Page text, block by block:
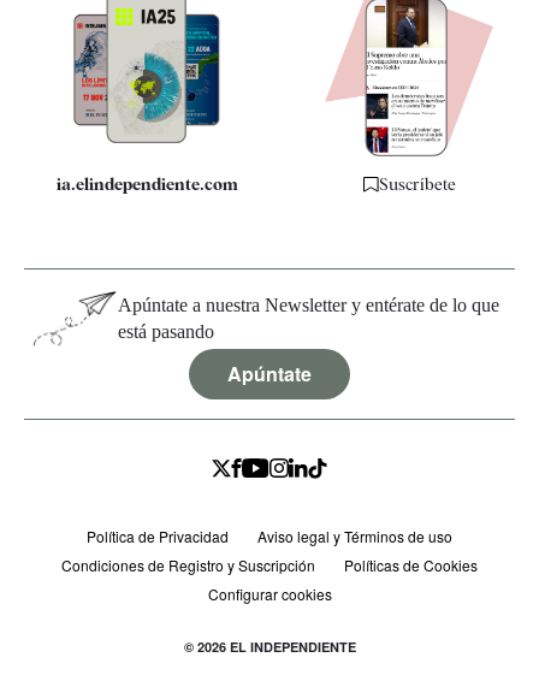
Quiénes somos
Especificaciones
ia.elindependiente.com Suscríbete
Apúntate a nuestra Newsletter y entérate de lo que
está pasando
Apúntate
Política de Privacidad
Aviso legal y Términos de uso
Condiciones de Registro y Suscripción
Políticas de Cookies
Configurar cookies
© 2026 EL INDEPENDIENTE